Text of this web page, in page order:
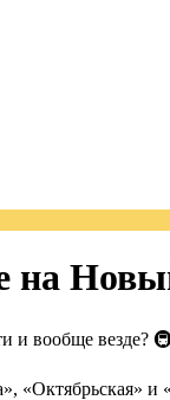
на
и вообще везде?
«Октябрьская» и